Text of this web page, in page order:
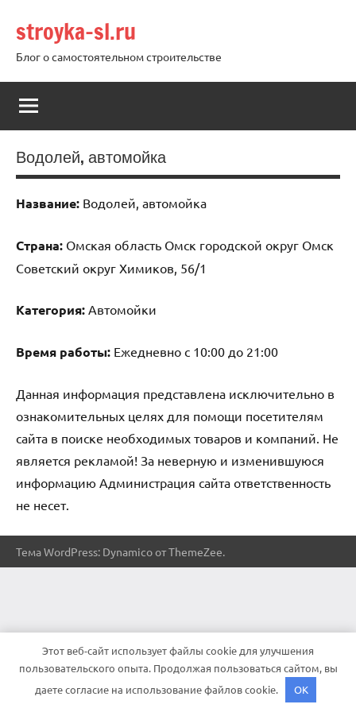
содержимому
stroyka-sl.ru
Блог о самостоятельном строительстве
Водолей, автомойка
Название: Водолей, автомойка
Страна: Омская область Омск городской округ Омск
Советский округ Химиков, 56/1
Категория: Автомойки
Время работы: Ежедневно с 10:00 до 21:00
Данная информация представлена исключительно в
ознакомительных целях для помощи посетителям
сайта в поиске необходимых товаров и компаний. Не
является рекламой! За неверную и изменившуюся
информацию Администрация сайта ответственность
не несет.
Тема WordPress: Dynamico от ThemeZee.
Этот веб-сайт использует файлы cookie для улучшения
пользовательского опыта. Продолжая пользоваться сайтом, вы
даете согласие на использование файлов cookie.
OK